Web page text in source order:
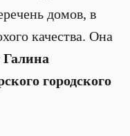
домов, в
качества. Она
Галина
городского